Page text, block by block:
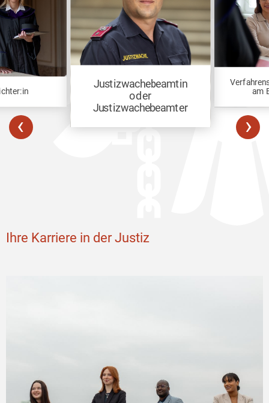
Justizwachebeamtin
oder
Justizwachebeamter
am
‹ ›
Ihre Karriere in der Justiz